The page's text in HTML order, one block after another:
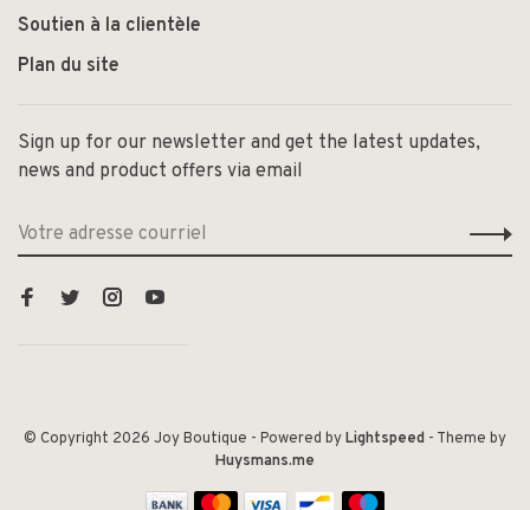
Soutien à la clientèle
Plan du site
Sign up for our newsletter and get the latest updates,
news and product offers via email
© Copyright 2026 Joy Boutique - Powered byLightspeed - Theme by
Huysmans.me